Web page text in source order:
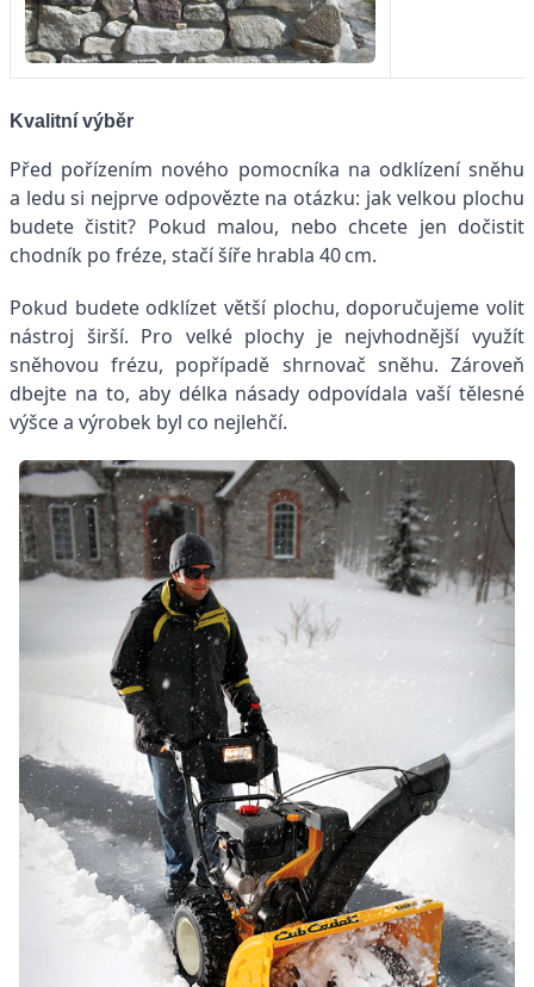
Kvalitní výběr
Před pořízením nového pomocníka na odklízení sněhu
a ledu si nejprve odpovězte na otázku: jak velkou plochu
budete čistit? Pokud malou, nebo chcete jen dočistit
chodník po fréze, stačí šíře hrabla 40 cm.
Pokud budete odklízet větší plochu, doporučujeme volit
nástroj širší. Pro velké plochy je nejvhodnější využít
sněhovou frézu, popřípadě shrnovač sněhu. Zároveň
dbejte na to, aby délka násady odpovídala vaší tělesné
výšce a výrobek byl co nejlehčí.